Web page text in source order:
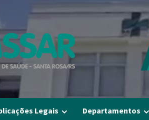
Legais Departamentos